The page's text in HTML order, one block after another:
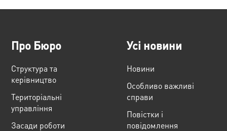
Про Бюро
Структура та
керівництво
Територіальні
управління
Засади роботи
Усі новини
Новини
Особливо важливі
справи
Повістки і
повідомлення